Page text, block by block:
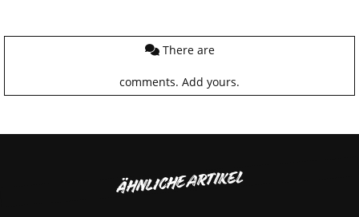
There are
comments. Add yours.
ÄHNLICHE ARTIKEL